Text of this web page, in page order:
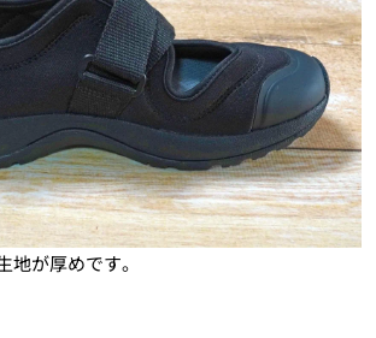
地が厚めです。